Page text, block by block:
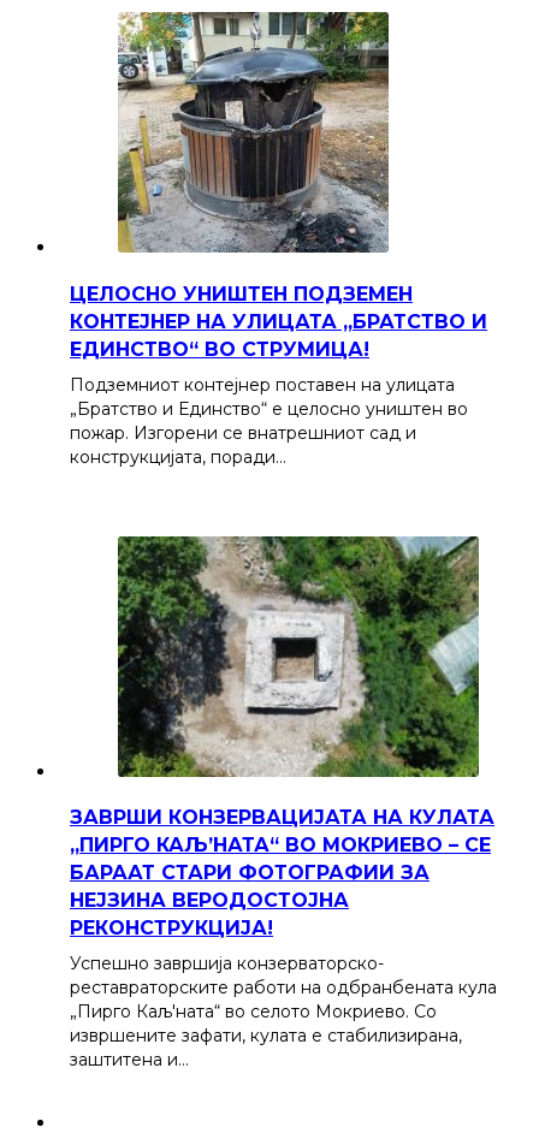
ЦЕЛОСНО УНИШТЕН ПОДЗЕМЕН
КОНТЕЈНЕР НА УЛИЦАТА „БРАТСТВО И
ЕДИНСТВО“ ВО СТРУМИЦА!
Подземниот контејнер поставен на улицата
„Братство и Единство“ е целосно уништен во
пожар. Изгорени се внатрешниот сад и
конструкцијата, поради…
ЗАВРШИ КОНЗЕРВАЦИЈАТА НА КУЛАТА
„ПИРГО КАЉ’НАТА“ ВО МОКРИЕВО – СЕ
БАРААТ СТАРИ ФОТОГРАФИИ ЗА
НЕЈЗИНА ВЕРОДОСТОЈНА
РЕКОНСТРУКЦИЈА!
Успешно завршија конзерваторско-
реставраторските работи на одбранбената кула
„Пирго Каљ'ната“ во селото Мокриево. Со
извршените зафати, кулата е стабилизирана,
заштитена и…